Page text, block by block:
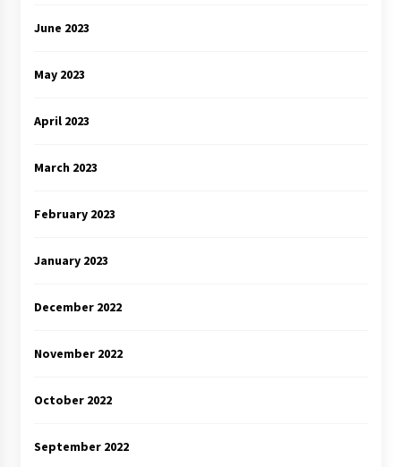
June 2023
May 2023
April 2023
March 2023
February 2023
January 2023
December 2022
November 2022
October 2022
September 2022